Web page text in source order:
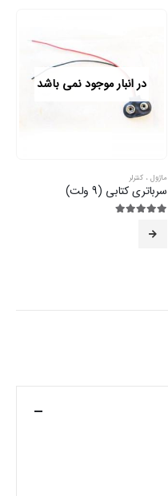
در انبار موجود نمی باشد
ماژول ، کنترلر
سرباتری کتابی (9 ولت)